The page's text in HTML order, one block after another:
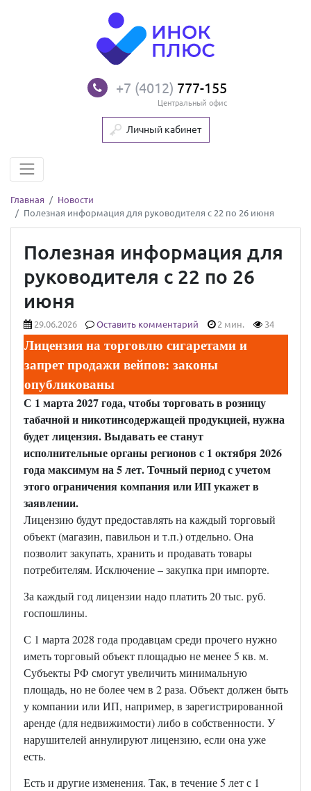
+7 (4012) 777-155
Центральный офис
Личный кабинет
Главная
Новости
Полезная информация для руководителя с 22 по 26 июня
Полезная информация для
руководителя с 22 по 26
июня
29.06.2026 Оставить комментарий 2 мин. 34
Лицензия на торговлю сигаретами и
запрет продажи вейпов: законы
опубликованы
С 1 марта 2027 года, чтобы торговать в розницу
табачной и никотинсодержащей продукцией, нужна
будет лицензия. Выдавать ее станут
исполнительные органы регионов с 1 октября 2026
года максимум на 5 лет. Точный период с учетом
этого ограничения компания или ИП укажет в
заявлении.
Лицензию будут предоставлять на каждый торговый
объект (магазин, павильон и т.п.) отдельно. Она
позволит закупать, хранить и продавать товары
потребителям. Исключение – закупка при импорте.
За каждый год лицензии надо платить 20 тыс. руб.
госпошлины.
С 1 марта 2028 года продавцам среди прочего нужно
иметь торговый объект площадью не менее 5 кв. м.
Субъекты РФ смогут увеличить минимальную
площадь, но не более чем в 2 раза. Объект должен быть
у компании или ИП, например, в зарегистрированной
аренде (для недвижимости) либо в собственности. У
нарушителей аннулируют лицензию, если она уже
есть.
Есть и другие изменения. Так, в течение 5 лет с 1